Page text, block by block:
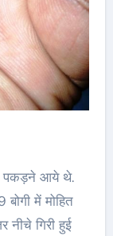
पकड़ने आये थे.
में मोहित
नीचे गिरी हुई